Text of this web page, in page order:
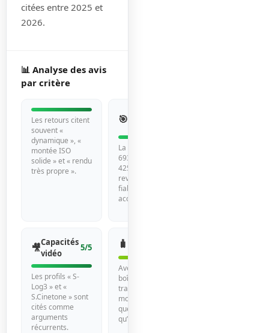
citées entre 2025 et
2026.
📊 Analyse des avis
par critère
Les retours citent
souvent «
dynamique », «
montée ISO
solide » et « rendu
très propre ».
🎯
La base technique
693 phase plus
425 contraste
revient avec « suivi
fiable » et «
accroche rapide ».
🎥Capacités
vidéo
5/5
Les profils « S-
Log3 » et «
S.Cinetone » sont
cités comme
arguments
récurrents.
🧳
Avec 659 g, le
boîtier reste
transportable mais
moins compact
que des APS-C ou
qu’un A7C.